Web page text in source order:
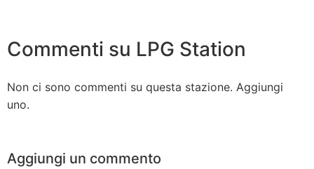
Commenti su LPG Station
Non ci sono commenti su questa stazione. Aggiungi
uno.
Aggiungi un commento